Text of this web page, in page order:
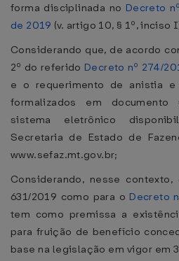
forma disciplinada no Decreto
de 2019 (v. artigo 10, § 1º, inciso
Considerando que, de acordo
2º do referido Decreto nº 274/
e o requerimento de anistia e
formalizados em documento
sistema eletrônico
Secretaria de Estado de
www.sefaz.mt.gov.br;
Considerando, nesse
631/2019 como para o Decreto
tem como premissa a
para fruição de benefício
base na legislação em vigor em